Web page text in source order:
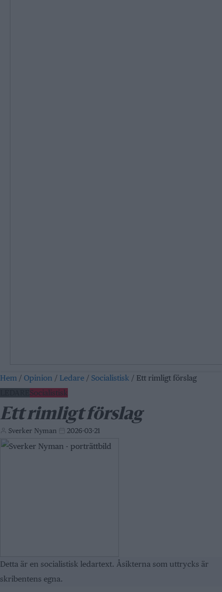
Hem / Opinion / Ledare / Socialistisk / Ett rimligt förslag
Socialistisk
Ett rimligt förslag
Sverker Nyman 2026-03-21
Detta är en socialistisk ledartext. Åsikterna som uttrycks är
skribentens egna.